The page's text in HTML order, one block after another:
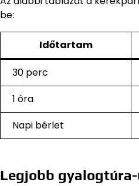
be:
Időtartam
30 perc
1 óra
Napi bérlet
Legjobb